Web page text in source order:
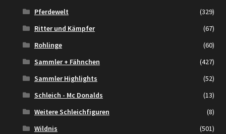
Pferdewelt
(329)
Ritter und Kämpfer
(67)
Rohlinge
(60)
Sammler + Fähnchen
(427)
Sammler Highlights
(52)
Schleich - Mc Donalds
(13)
Weitere Schleichfiguren
(8)
Wildnis
(501)